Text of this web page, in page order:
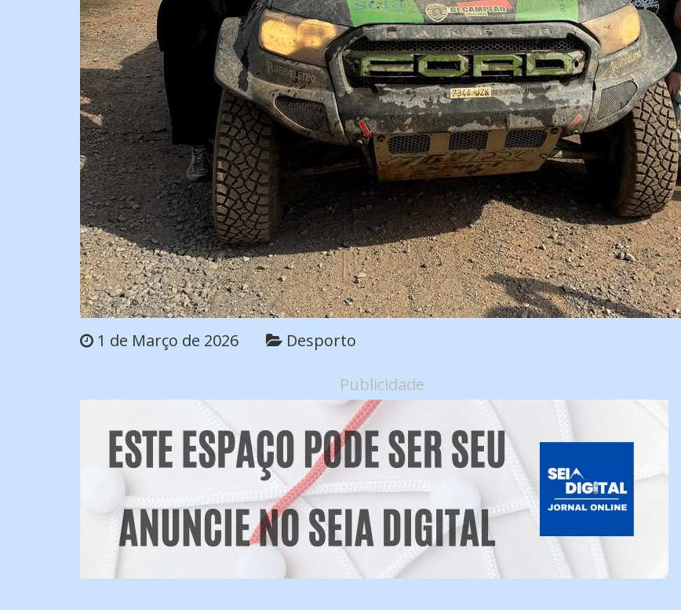
1 de Março de 2026 Desporto
Publicidade